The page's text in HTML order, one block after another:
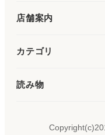
店舗案内
カテゴリ
読み物